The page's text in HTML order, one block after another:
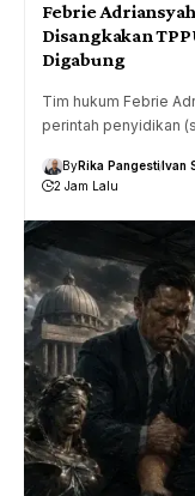
Febrie
Disangkakan
Digabung
Tim hukum Febrie
perintah penyidikan
ByRika PangestiIvan
2 Jam Lalu